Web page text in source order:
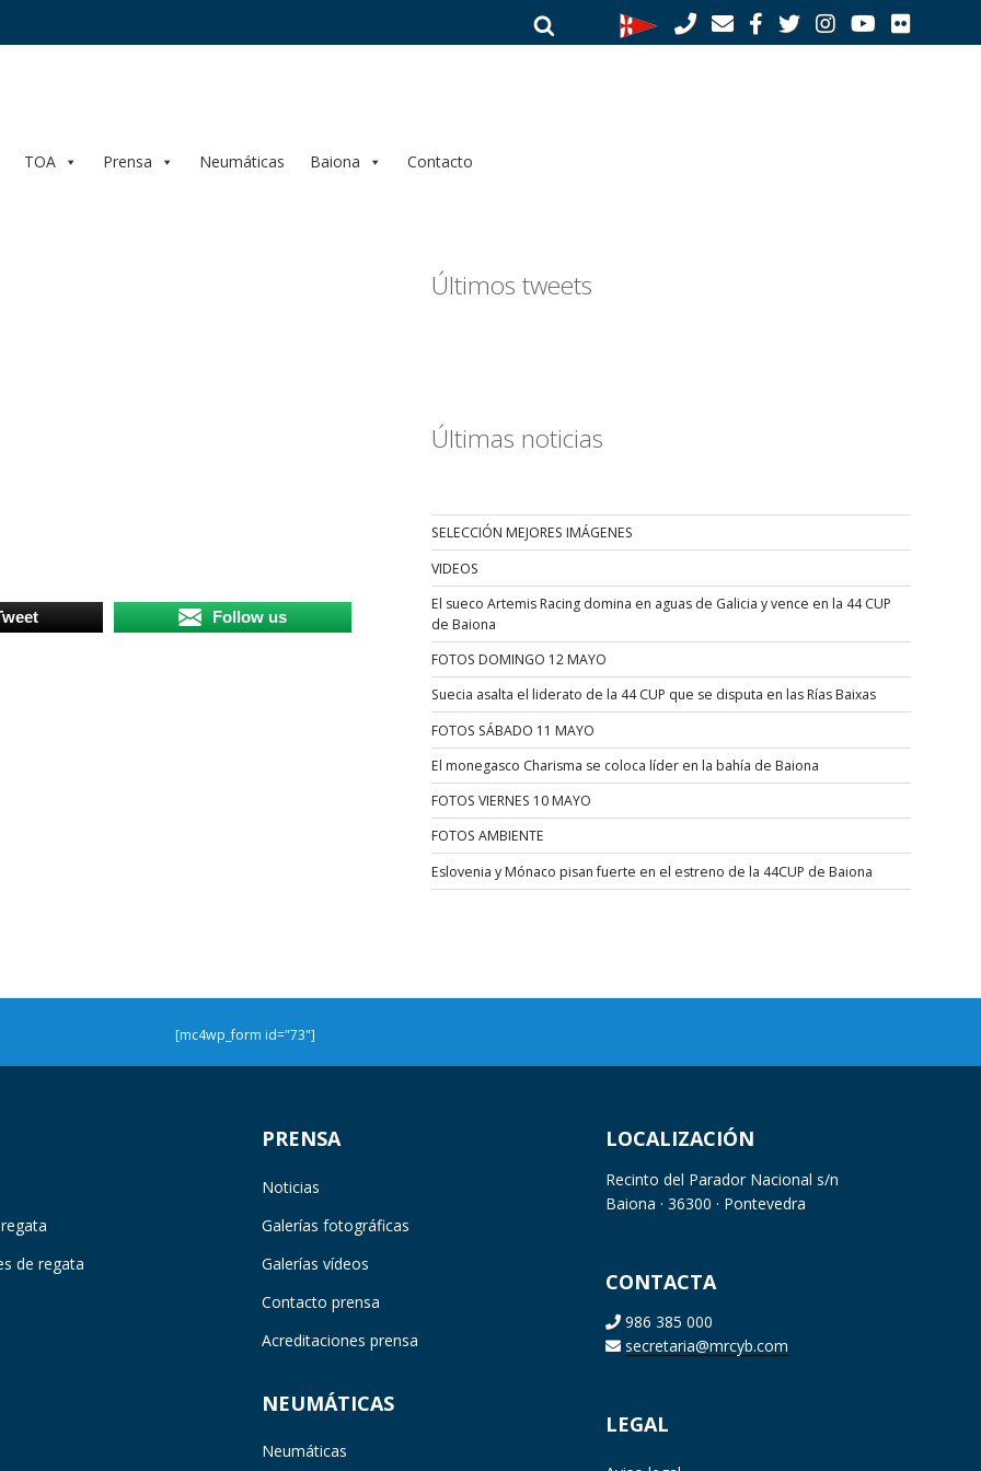
por:
TOA Prensa Neumáticas Baiona Contacto
Follow us
Últimos tweets
Últimas noticias
SELECCIÓN MEJORES IMÁGENES
VIDEOS
El sueco Artemis Racing domina en aguas de Galicia y vence en la 44 CUP
de Baiona
FOTOS DOMINGO 12 MAYO
Suecia asalta el liderato de la 44 CUP que se disputa en las Rías Baixas
FOTOS SÁBADO 11 MAYO
El monegasco Charisma se coloca líder en la bahía de Baiona
FOTOS VIERNES 10 MAYO
FOTOS AMBIENTE
Eslovenia y Mónaco pisan fuerte en el estreno de la 44CUP de Baiona
[mc4wp_form id="73"]
de regata
PRENSA
Noticias
Galerías fotográficas
Galerías vídeos
Contacto prensa
Acreditaciones prensa
NEUMÁTICAS
Neumáticas
LOCALIZACIÓN
Recinto del Parador Nacional s/n
Baiona · 36300 · Pontevedra
CONTACTA
986 385 000
secretaria@mrcyb.com
LEGAL